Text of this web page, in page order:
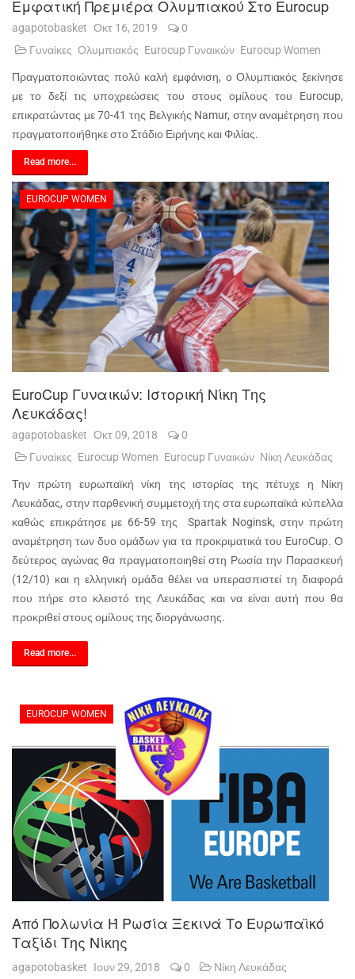
Εμφατική Πρεμιέρα Ολυμπιακού Στο Eurocup
agapotobasket Οκτ 16, 2019
0
Γυναίκες Ολυμπιακός Eurocup Γυναικών Eurocup Women
Πραγματοποιώντας πολύ καλή εμφάνιση, ο Ολυμπιακός ξεκίνησε
με το δεξί τις υποχρεώσεις του στους ομίλους του Eurocup,
επικρατώντας με 70-41 της Βελγικής Namur, στην αναμέτρηση που
πραγματοποιήθηκε στο Στάδιο Ειρήνης και Φιλίας.
Read more...
EUROCUP WOMEN
EuroCup Γυναικών: Ιστορική Νίκη Της
Λευκάδας!
agapotobasket Οκτ 09, 2018
0
Γυναίκες Eurocup Women Eurocup Γυναικών Νίκη Λευκάδας
Την πρώτη ευρωπαϊκή νίκη της ιστορίας της πέτυχε η Νίκη
Λευκάδας, στην παρθενική συμμετοχή της στα ευρωπαϊκά κύπελλα
καθώς επικράτησε με 66-59 της Spartak Noginsk, στην πρώτη
αναμέτρηση των δυο ομάδων για τα προκριματικά του EuroCup. Ο
δεύτερος αγώνας θα πραγματοποιηθεί στη Ρωσία την Παρασκευή
(12/10) και η ελληνική ομάδα θέλει να υπερασπιστεί τη διαφορά
που πήρε στο κλειστό της Λευκάδας και να είναι αυτή που θα
προκριθεί στους ομίλους της διοργάνωσης.
Read more...
EUROCUP WOMEN
Από Πολωνία Ή Ρωσία Ξεκινά Το Ευρωπαϊκό
Ταξίδι Της Νίκης
agapotobasket Ιουν 29, 2018 0 Νίκη Λευκάδας